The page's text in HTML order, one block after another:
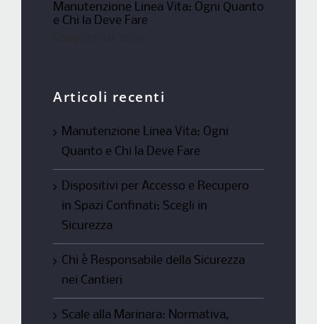
Manutenzione Linea Vita: Ogni Quanto
e Chi la Deve Fare
Articoli recenti
Manutenzione Linea Vita: Ogni
Quanto e Chi la Deve Fare
Dispositivi per Accesso e Recupero
in Spazi Confinati: Scegli in
Sicurezza
Chi è Responsabile della Sicurezza
nei Cantieri
Scale alla Marinara: Normativa,